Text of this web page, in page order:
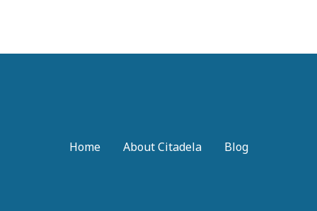
Home About Citadela Blog